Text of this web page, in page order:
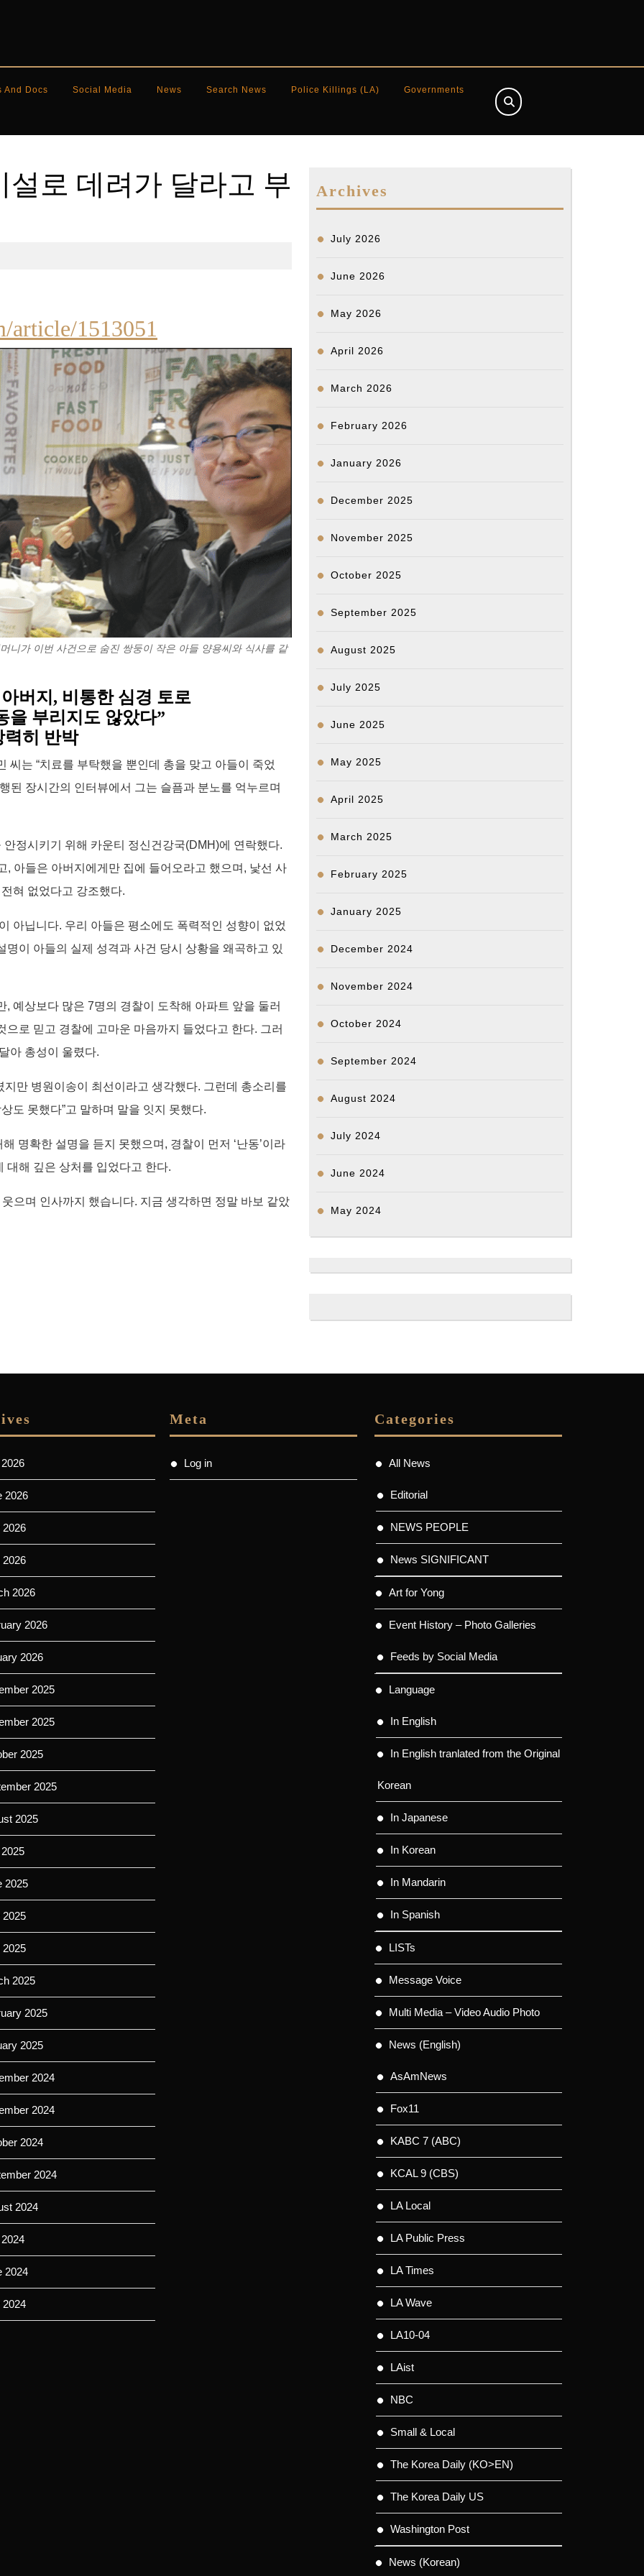
And Docs Social Media News Search News Police Killings (LA) Governments
설로 데려가 달라고 부
article/1513051
니가 이번 사건으로 숨진 쌍둥이 작은 아들 양용씨와 식사를 같
버지, 비통한 심경 토로
을 부리지도 않았다”
히 반박
씨는 “치료를 부탁했을 뿐인데 총을 맞고 아들이 죽었
된 장시간의 인터뷰에서 그는 슬픔과 분노를 억누르며
정시키기 위해 카운티 정신건강국(DMH)에 연락했다.
아들은 아버지에게만 집에 들어오라고 했으며, 낯선 사
혀 없었다고 강조했다.
아닙니다. 우리 아들은 평소에도 폭력적인 성향이 없었
이 아들의 실제 성격과 사건 당시 상황을 왜곡하고 있
예상보다 많은 7명의 경찰이 도착해 아파트 앞을 둘러
로 믿고 경찰에 고마운 마음까지 들었다고 한다. 그러
아 총성이 울렸다.
만 병원이송이 최선이라고 생각했다. 그런데 총소리를
도 못했다”고 말하며 말을 잇지 못했다.
명확한 설명을 듣지 못했으며, 경찰이 먼저 ‘난동’이라
대해 깊은 상처를 입었다고 한다.
으며 인사까지 했습니다. 지금 생각하면 정말 바보 같았
Archives
July 2026
June 2026
May 2026
April 2026
March 2026
February 2026
January 2026
December 2025
November 2025
October 2025
September 2025
August 2025
July 2025
June 2025
May 2025
April 2025
March 2025
February 2025
January 2025
December 2024
November 2024
October 2024
September 2024
August 2024
July 2024
June 2024
May 2024
2026
2026
2026
2026
2026
2026
2025
2025
2025
2025
2025
2025
2025
2025
2025
2025
2025
2024
2024
2024
2024
2024
2024
2024
Meta
Log in
Categories
All News
Editorial
NEWS PEOPLE
News SIGNIFICANT
Art for Yong
Event History – Photo Galleries
Feeds by Social Media
Language
In English
In English tranlated from the Original
Korean
In Japanese
In Korean
In Mandarin
In Spanish
LISTs
Message Voice
Multi Media – Video Audio Photo
News (English)
AsAmNews
Fox11
KABC 7 (ABC)
KCAL 9 (CBS)
LA Local
LA Public Press
LA Times
LA Wave
LA10-04
LAist
NBC
Small & Local
The Korea Daily (KO>EN)
The Korea Daily US
Washington Post
News (Korean)